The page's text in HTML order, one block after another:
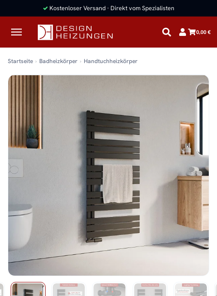
✓ Kostenloser Versand · Direkt vom Spezialisten
0,00 €
Startseite Badheizkörper Handtuchheizkörper